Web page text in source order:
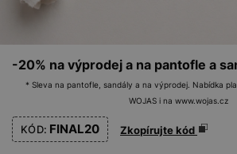
-20% na výprodej a na pantofle a
* Sleva na pantofle, sandály a na výprodej. Nabídka
WOJAS i na www.wojas.cz
KÓD: FINAL20 Zkopírujte kód